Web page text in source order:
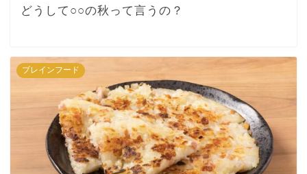
どうして○○の秋って言うの？
ブレインフード